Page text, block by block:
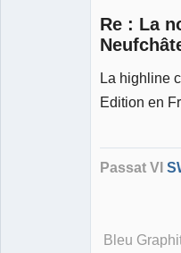
Re : La
La highline
Edition en
Passat VI
Bleu